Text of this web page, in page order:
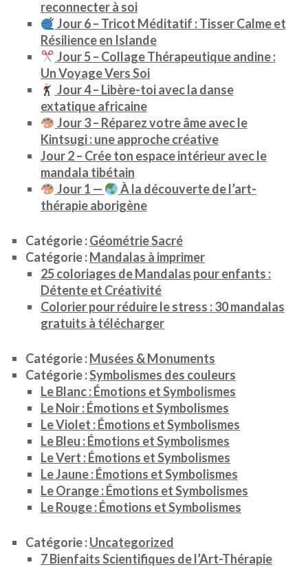
reconnecter à soi
Jour 6 – Tricot Méditatif : Tisser Calme et
Résilience en Islande
Jour 5 – Collage Thérapeutique andine :
Un Voyage Vers Soi
Jour 4 – Libère-toi avec la danse
extatique africaine
Jour 3 – Réparez votre âme avec le
Kintsugi : une approche créative
Jour 2 – Crée ton espace intérieur avec le
mandala tibétain
Jour 1 —
À la découverte de l’art-
thérapie aborigène
Catégorie :Géométrie Sacré
Catégorie :Mandalas à imprimer
25 coloriages de Mandalas pour enfants :
Détente et Créativité
Colorier pour réduire le stress : 30 mandalas
gratuits à télécharger
Catégorie :Musées & Monuments
Catégorie :Symbolismes des couleurs
Le Blanc : Émotions et Symbolismes
Le Noir : Émotions et Symbolismes
Le Violet : Émotions et Symbolismes
Le Bleu : Émotions et Symbolismes
Le Vert : Émotions et Symbolismes
Le Jaune : Émotions et Symbolismes
Le Orange : Émotions et Symbolismes
Le Rouge : Émotions et Symbolismes
Catégorie :Uncategorized
7 Bienfaits Scientifiques de l’Art-Thérapie